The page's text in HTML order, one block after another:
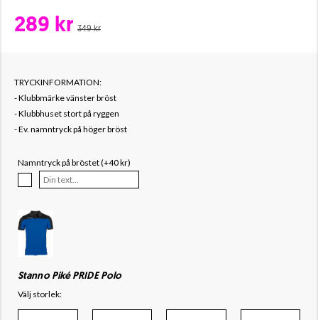
289 kr 349 kr
TRYCKINFORMATION:
- Klubbmärke vänster bröst
- Klubbhuset stort på ryggen
- Ev. namntryck på höger bröst
Namntryck på bröstet (+40 kr)
Stanno Piké PRIDE Polo
Välj storlek: